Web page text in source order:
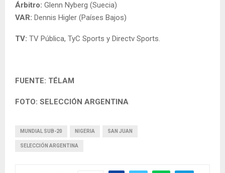
Árbitro: Glenn Nyberg (Suecia)
VAR: Dennis Higler (Países Bajos)
TV: TV Pública, TyC Sports y Directv Sports.
FUENTE: TÉLAM
FOTO: SELECCIÓN ARGENTINA
MUNDIAL SUB-20 NIGERIA SAN JUAN
SELECCIÓN ARGENTINA